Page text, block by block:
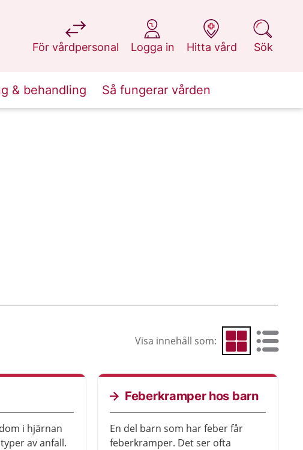
För vårdpersonal
på 1177.se
Logga in
på 1177.se
Hitta vård
på 1177.se
Sök
på 1177.se
& behandling Så fungerar vården
Visa innehåll som: Visa som rutnät
Visa som
i hjärnan
av anfall.
Feberkramper hos barn
En del barn som har feber får
feberkramper. Det ser ofta